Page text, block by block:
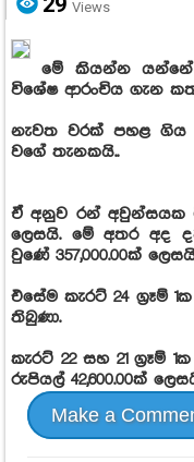
Views
මේ කියන්න
විශේෂ ආරංචිය ගැන
නැවත වරක් පහළ
වගේ තැනකයි..
ඒ අනුව රන් අවුන්සයක
ලෙසයි. මේ අතර අද
වුණේ 357,000.00ක්
එසේම කැරට් 24 ග්‍රෑම්
තිබුණා.
කැරට් 22 සහ 21 ග්‍රෑම්
රුපියල් 42,600.00ක්
Make a